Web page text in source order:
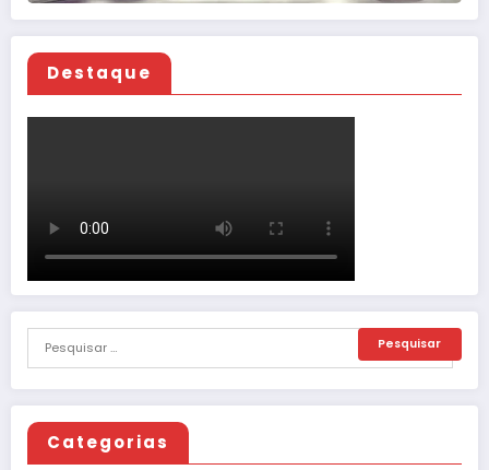
Destaque
Categorias